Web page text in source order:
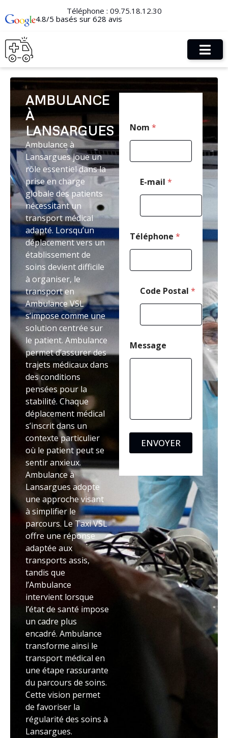
Téléphone : 09.75.18.12.30
4.8/5 basés sur 628 avis
AMBULANCE
À
LANSARGUES
Ambulance à
Lansargues joue un
rôle essentiel dans la
prise en charge
globale des patients
nécessitant un
transport médical
adapté. Lorsqu’un
déplacement vers un
établissement de
soins devient difficile
à organiser, le
transport en
Ambulance VSL
s’impose comme une
solution centrée sur
le patient. Ambulance
permet d’assurer des
trajets médicaux dans
des conditions
pensées pour la
stabilité. Chaque
déplacement médical
s’inscrit dans un
contexte particulier
où le patient peut se
sentir anxieux.
Ambulance à
Lansargues adopte
une approche visant
à simplifier le
parcours. Le Taxi VSL
offre une réponse
adaptée aux
transports assis,
tandis que
l’Ambulance
intervient lorsque
l’état de santé impose
un cadre plus
encadré. Ambulance
transforme ainsi le
transport médical en
une étape rassurante
du parcours de soins.
Cette vision permet
de favoriser la
régularité des soins à
Lansargues.
Nom *
E-mail *
Téléphone *
Code Postal *
*
*
E
-
m
a
i
Message
ENVOYER